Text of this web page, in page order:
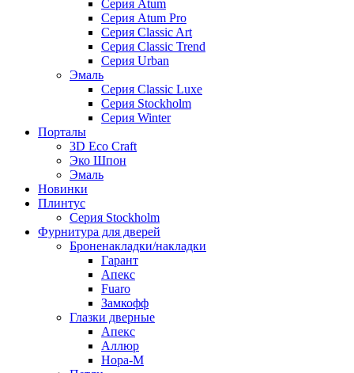
Серия Atum
Серия Atum Pro
Серия Classic Art
Серия Classic Trend
Серия Urban
Эмаль
Серия Classic Luxe
Серия Stockholm
Серия Winter
Порталы
3D Eco Craft
Эко Шпон
Эмаль
Новинки
Плинтус
Серия Stockholm
Фурнитура для дверей
Броненакладки/накладки
Гарант
Апекс
Fuaro
Замкофф
Глазки дверные
Апекс
Аллюр
Нора-М